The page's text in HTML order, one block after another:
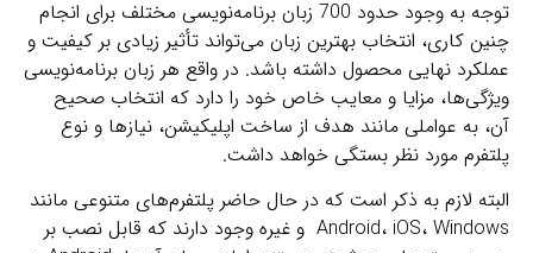
توجه به وجود حدود 700 زبان برنامه‌نویسی مختلف برای انجام
چنین کاری، انتخاب بهترین زبان می‌تواند تأثیر زیادی بر کیفیت و
عملکرد نهایی محصول داشته باشد. در واقع هر زبان برنامه‌نویسی
ویژگی‌ها، مزایا و معایب خاص خود را دارد که انتخاب صحیح
آن، به عواملی مانند هدف از ساخت اپلیکیشن، نیازها و نوع
پلتفرم مورد نظر بستگی خواهد داشت.
البته لازم به ذکر است که در حال حاضر پلتفرم‌های متنوعی مانند
Android، iOS، Windows و غیره وجود دارند که قابل نصب بر